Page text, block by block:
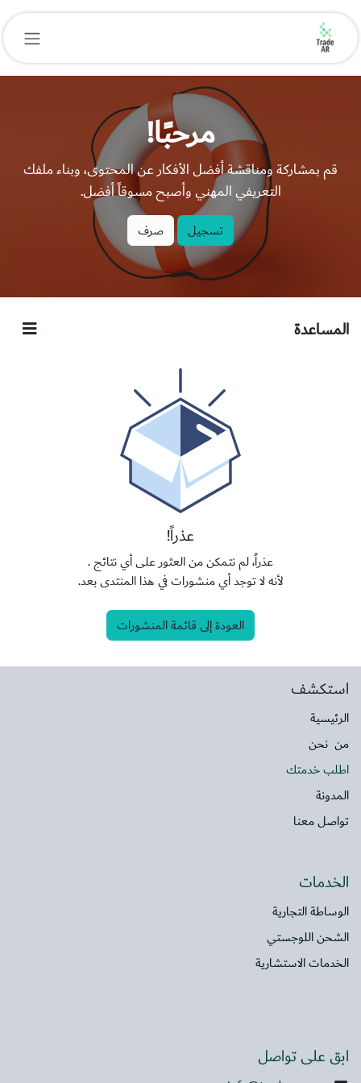
تخطي للذهاب إلى المحتوى
مرحبًا!
قم بمشاركة ومناقشة أفضل الأفكار عن المحتوى، وبناء ملفك
التعريفي المهني وأصبح مسوقاً أفضل.
تسجيل صرف
المساعدة
عذراً!
عذراً، لم نتمكن من العثور على أي نتائج.
لأنه لا توجد أي منشورات في هذا المنتدى بعد.
العودة إلى قائمة المنشورات
استكشف
الرئيسية
من نحن
اطلب خدمتك
المدونة
تواصل معنا
الخدمات
الوساطة التجارية
الشحن اللوجستي
الخدمات الاستشارية
ابق على تواصل